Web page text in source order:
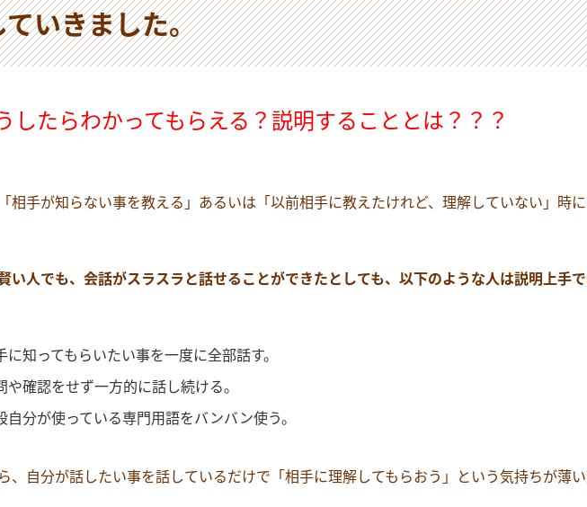
ていきました。
したらわかってもらえる？説明することとは？？？
相手が知らない事を教える」あるいは「以前相手に教えたけれど、理解していない」時に
い人でも、会話がスラスラと話せることができたとしても、以下のような人は説明上手で
に知ってもらいたい事を一度に全部話す。
や確認をせず一方的に話し続ける。
自分が使っている専門用語をバンバン使う。
、自分が話したい事を話しているだけで「相手に理解してもらおう」という気持ちが薄い